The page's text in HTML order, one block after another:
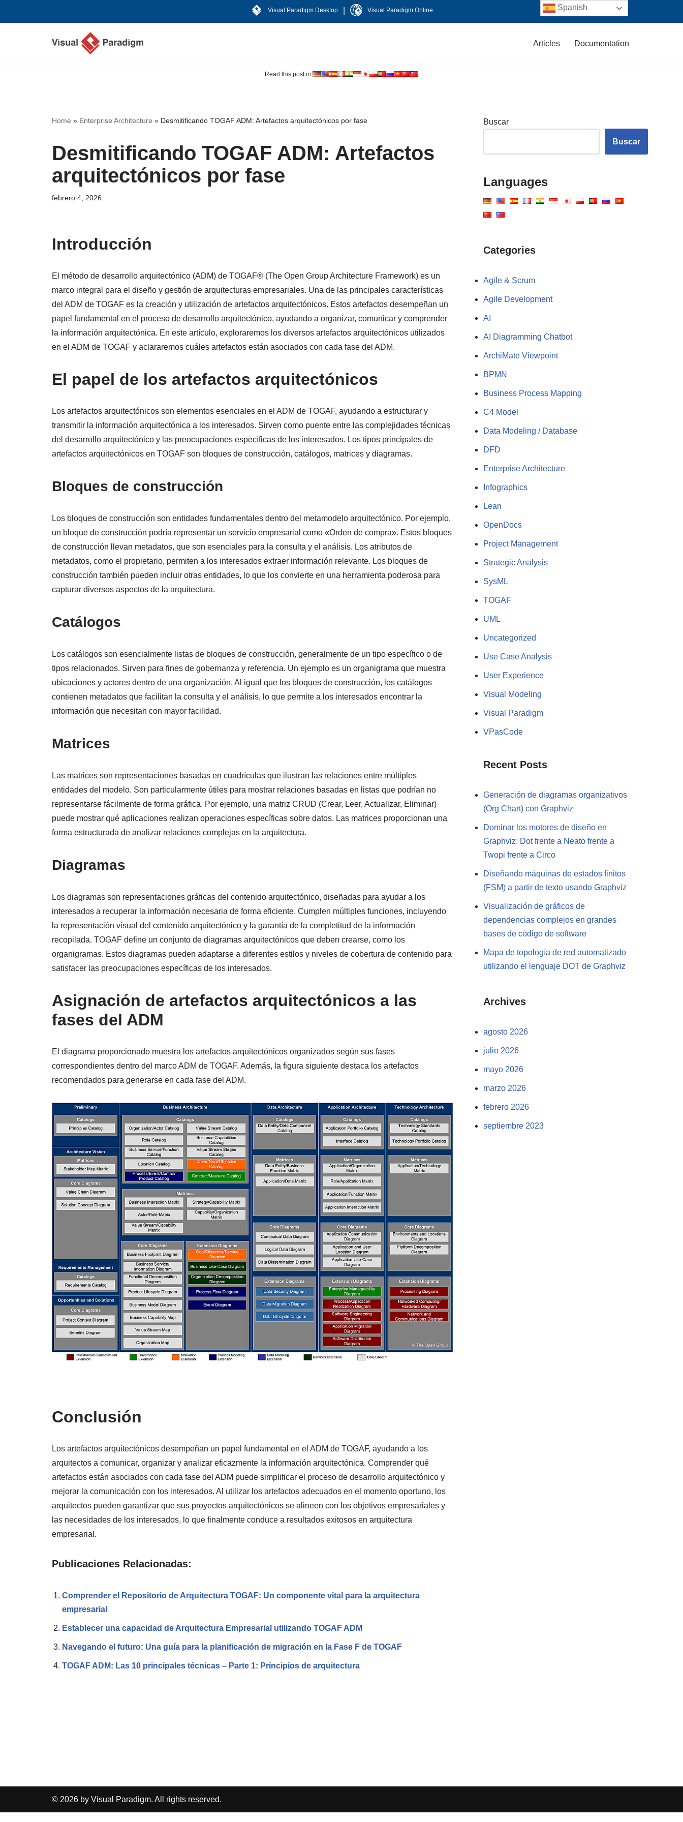
Visual Paradigm Desktop Visual Paradigm Online
Articles Documentation
Read this post in:
Home » Enterprise Architecture » Desmitificando TOGAF ADM: Artefactos arquitectónicos por fase
Desmitificando TOGAF ADM: Artefactos
arquitectónicos por fase
febrero 4, 2026
Introducción
El método de desarrollo arquitectónico (ADM) de TOGAF® (The Open Group Architecture Framework) es un
marco integral para el diseño y gestión de arquitecturas empresariales. Una de las principales características
del ADM de TOGAF es la creación y utilización de artefactos arquitectónicos. Estos artefactos desempeñan un
papel fundamental en el proceso de desarrollo arquitectónico, ayudando a organizar, comunicar y comprender
la información arquitectónica. En este artículo, exploraremos los diversos artefactos arquitectónicos utilizados
en el ADM de TOGAF y aclararemos cuáles artefactos están asociados con cada fase del ADM.
El papel de los artefactos arquitectónicos
Los artefactos arquitectónicos son elementos esenciales en el ADM de TOGAF, ayudando a estructurar y
transmitir la información arquitectónica a los interesados. Sirven como puente entre las complejidades técnicas
del desarrollo arquitectónico y las preocupaciones específicas de los interesados. Los tipos principales de
artefactos arquitectónicos en TOGAF son bloques de construcción, catálogos, matrices y diagramas.
Bloques de construcción
Los bloques de construcción son entidades fundamentales dentro del metamodelo arquitectónico. Por ejemplo,
un bloque de construcción podría representar un servicio empresarial como «Orden de compra». Estos bloques
de construcción llevan metadatos, que son esenciales para la consulta y el análisis. Los atributos de
metadatos, como el propietario, permiten a los interesados extraer información relevante. Los bloques de
construcción también pueden incluir otras entidades, lo que los convierte en una herramienta poderosa para
capturar diversos aspectos de la arquitectura.
Catálogos
Los catálogos son esencialmente listas de bloques de construcción, generalmente de un tipo específico o de
tipos relacionados. Sirven para fines de gobernanza y referencia. Un ejemplo es un organigrama que muestra
ubicaciones y actores dentro de una organización. Al igual que los bloques de construcción, los catálogos
contienen metadatos que facilitan la consulta y el análisis, lo que permite a los interesados encontrar la
información que necesitan con mayor facilidad.
Matrices
Las matrices son representaciones basadas en cuadrículas que ilustran las relaciones entre múltiples
entidades del modelo. Son particularmente útiles para mostrar relaciones basadas en listas que podrían no
representarse fácilmente de forma gráfica. Por ejemplo, una matriz CRUD (Crear, Leer, Actualizar, Eliminar)
puede mostrar qué aplicaciones realizan operaciones específicas sobre datos. Las matrices proporcionan una
forma estructurada de analizar relaciones complejas en la arquitectura.
Diagramas
Los diagramas son representaciones gráficas del contenido arquitectónico, diseñadas para ayudar a los
interesados a recuperar la información necesaria de forma eficiente. Cumplen múltiples funciones, incluyendo
la representación visual del contenido arquitectónico y la garantía de la completitud de la información
recopilada. TOGAF define un conjunto de diagramas arquitectónicos que deben crearse, como los
organigramas. Estos diagramas pueden adaptarse a diferentes estilos y niveles de cobertura de contenido para
satisfacer las preocupaciones específicas de los interesados.
Asignación de artefactos arquitectónicos a las
fases del ADM
El diagrama proporcionado muestra los artefactos arquitectónicos organizados según sus fases
correspondientes dentro del marco ADM de TOGAF. Además, la figura siguiente destaca los artefactos
recomendados para generarse en cada fase del ADM.
Conclusión
Los artefactos arquitectónicos desempeñan un papel fundamental en el ADM de TOGAF, ayudando a los
arquitectos a comunicar, organizar y analizar eficazmente la información arquitectónica. Comprender qué
artefactos están asociados con cada fase del ADM puede simplificar el proceso de desarrollo arquitectónico y
mejorar la comunicación con los interesados. Al utilizar los artefactos adecuados en el momento oportuno, los
arquitectos pueden garantizar que sus proyectos arquitectónicos se alineen con los objetivos empresariales y
las necesidades de los interesados, lo que finalmente conduce a resultados exitosos en arquitectura
empresarial.
Publicaciones Relacionadas:
Comprender el Repositorio de Arquitectura TOGAF: Un componente vital para la arquitectura
empresarial
Establecer una capacidad de Arquitectura Empresarial utilizando TOGAF ADM
Navegando el futuro: Una guía para la planificación de migración en la Fase F de TOGAF
TOGAF ADM: Las 10 principales técnicas – Parte 1: Principios de arquitectura
Buscar
Buscar
Languages
Categories
Agile & Scrum
Agile Development
AI
AI Diagramming Chatbot
ArchiMate Viewpoint
BPMN
Business Process Mapping
C4 Model
Data Modeling / Database
DFD
Enterprise Architecture
Infographics
Lean
OpenDocs
Project Management
Strategic Analysis
SysML
TOGAF
UML
Uncategorized
Use Case Analysis
User Experience
Visual Modeling
Visual Paradigm
VPasCode
Recent Posts
Generación de diagramas organizativos
(Org Chart) con Graphviz
Dominar los motores de diseño en
Graphviz: Dot frente a Neato frente a
Twopi frente a Circo
Diseñando máquinas de estados finitos
(FSM) a partir de texto usando Graphviz
Visualización de gráficos de
dependencias complejos en grandes
bases de código de software
Mapa de topología de red automatizado
utilizando el lenguaje DOT de Graphviz
Archives
agosto 2026
julio 2026
mayo 2026
marzo 2026
febrero 2026
septiembre 2023
© 2026 by Visual Paradigm. All rights reserved.
Spanish